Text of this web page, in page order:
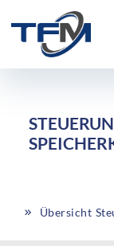
Übersicht